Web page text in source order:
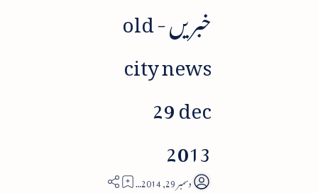
خبریں - old
city news
29 dec
2013
1